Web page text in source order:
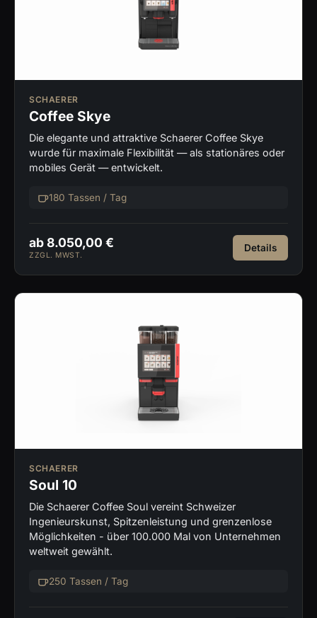
SCHAERER
Coffee Skye
Die elegante und attraktive Schaerer Coffee Skye
wurde für maximale Flexibilität — als stationäres oder
mobiles Gerät — entwickelt.
180 Tassen / Tag
ab 8.050,00 €
ZZGL. MWST.
Details
SCHAERER
Soul 10
Die Schaerer Coffee Soul vereint Schweizer
Ingenieurskunst, Spitzenleistung und grenzenlose
Möglichkeiten - über 100.000 Mal von Unternehmen
weltweit gewählt.
250 Tassen / Tag